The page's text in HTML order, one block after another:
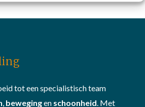
tot een specialistisch team
, bewegingen schoonheid. Met